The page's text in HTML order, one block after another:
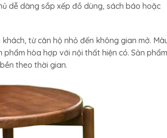
dễ dàng sắp xếp đồ dùng, sách báo hoặc
từ căn hộ nhỏ đến không gian mở.
hòa hợp với nội thất hiện có. Sản phẩm
theo thời gian.